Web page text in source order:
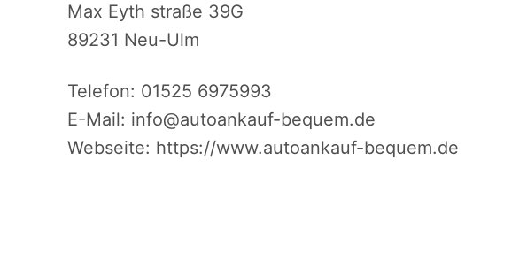
Max Eyth straße 39G
89231 Neu-Ulm
Telefon: 01525 6975993
E-Mail: info@autoankauf-bequem.de
Webseite: https://www.autoankauf-bequem.de